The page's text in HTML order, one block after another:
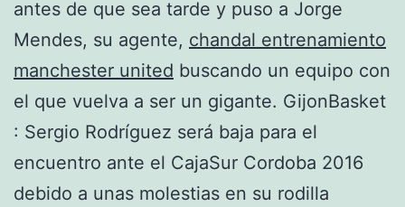
antes de que sea tarde y puso a Jorge
Mendes, su agente, chandal entrenamiento
manchester united buscando un equipo con
el que vuelva a ser un gigante. GijonBasket
: Sergio Rodríguez será baja para el
encuentro ante el CajaSur Cordoba 2016
debido a unas molestias en su rodilla